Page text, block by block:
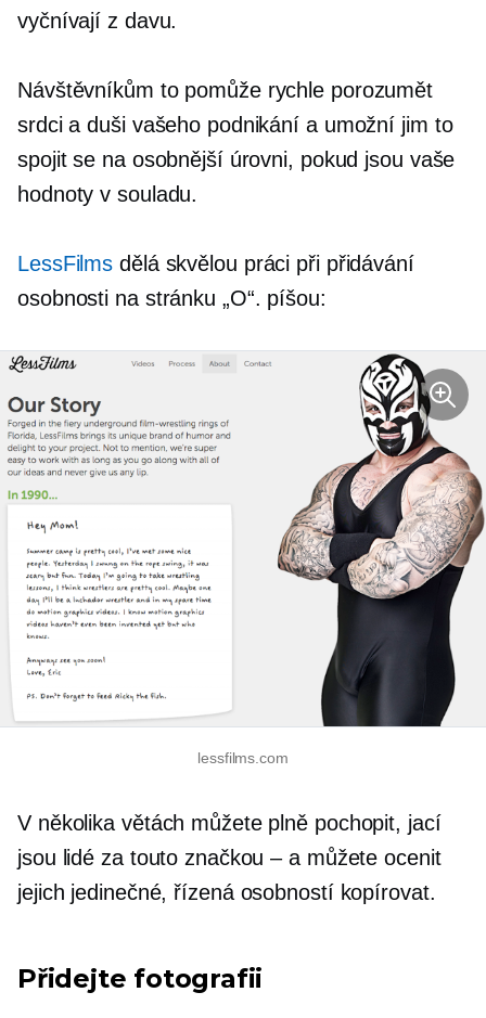
vyčnívají z davu.
Návštěvníkům to pomůže rychle porozumět
srdci a duši vašeho podnikání a umožní jim to
spojit se na osobnější úrovni, pokud jsou vaše
hodnoty v souladu.
LessFilms dělá skvělou práci při přidávání
osobnosti na stránku „O“. píšou:
lessfilms.com
V několika větách můžete plně pochopit, jací
jsou lidé za touto značkou – a můžete ocenit
jejich jedinečné,řízená osobnostíkopírovat.
Přidejte fotografii